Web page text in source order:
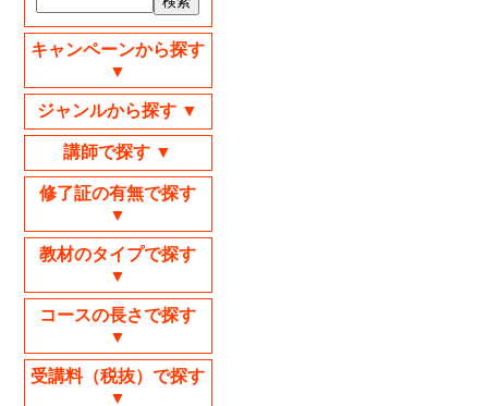
キャンペーンから探す
▼
ジャンルから探す ▼
講師で探す ▼
修了証の有無で探す
▼
教材のタイプで探す
▼
コースの長さで探す
▼
受講料（税抜）で探す
▼